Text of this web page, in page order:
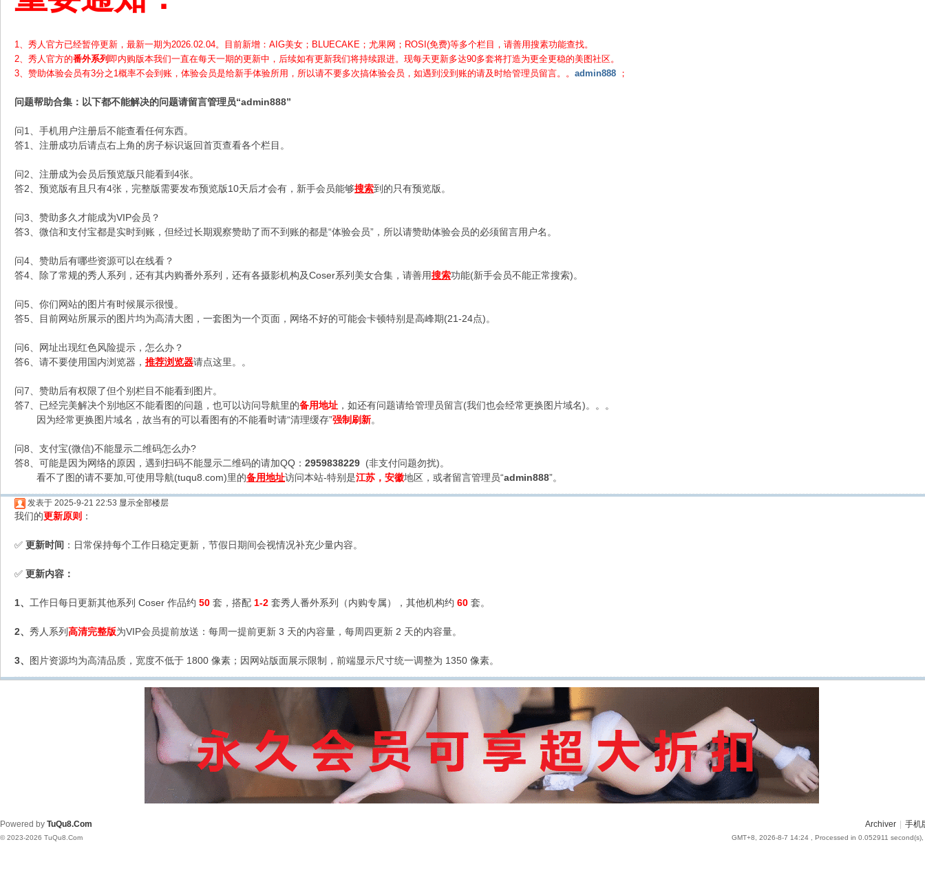
1、秀人官方已经暂停更新，最新一期为2026.02.04。目前新增：AIG美女；BLUECAKE；尤果网；ROSI(免费)等多个栏目，请善用搜素功能查找。
2、 秀人官方的番外系列 即内购版本我们一直在每天一期的更新中，后续如有更新我们将持续跟进。现每天更新多达90多套将打造为更全更稳的美图社区。
3、赞助体验会员有3分之1概率不会到账，体验会员是给新手体验所用，所以请不要多次搞体验会员，如遇到没到账的请及时给管理员留言。。 admin888 ；
问题帮助合集 ：以下都不能解决的问题请留言管理员“admin888”
问1、手机用户注册后不能查看任何东西。
答1、注册成功后请点右上角的房子标识返回首页查看各个栏目。
问2、注册成为会员后预览版只能看到4张。
答2、预览版有且只有4张，完整版需要发布预览版10天后才会有，新手会员能够搜索到的只有预览版。
问3、赞助多久才能成为VIP会员？
答3、微信和支付宝都是实时到账，但经过长期观察赞助了而不到账的都是“体验会员”，所以请赞助体验会员的必须留言用户名。
问4、赞助后有哪些资源可以在线看？
答4、除了常规的秀人系列，还有其内购番外系列，还有各摄影机构及Coser系列美女合集，请善用搜索功能(新手会员不能正常搜索)。
问5、你们网站的图片有时候展示很慢。
答5、目前网站所展示的图片均为高清大图，一套图为一个页面，网络不好的可能会卡顿特别是高峰期(21-24点)。
问6、网址出现红色风险提示，怎么办？
答6、请不要使用国内浏览器， 推荐浏览器请点这里。。
问7、赞助后有权限了但个别栏目不能看到图片。
答7、已经完美解决个别地区不能看图的问题，也可以访问导航里的备用地址 ，如还有问题请给管理员留言(我们也会经常更换图片域名)。。。
因为经常更换图片域名，故当有的可以看图有的不能看时请“清理缓存”强制刷新。
问8、支付宝(微信)不能显示二维码怎么办?
答8、可能是因为网络的原因，遇到扫码不能显示二维码的请加QQ： 2959838229 (非支付问题勿扰)。
看不了图的请不要加,可使用导航(tuqu8.com)里的备用地址访问本站-特别是江苏，安徽地区，或者留言管理员“admin888”。
发表于 2025-9-21 22:53 显示全部楼层
我们的更新原则 ：
✅ 更新时间 ：日常保持每个工作日稳定更新，节假日期间会视情况补充少量内容。
✅ 更新内容：
1、 工作日每日更新其他系列 Coser 作品约 50 套，搭配 1-2 套秀人番外系列（内购专属），其他机构约 60 套。
2、 秀人系列高清完整版为VIP会员提前放送：每周一提前更新 3 天的内容量，每周四更新 2 天的内容量。
3、 图片资源均为高清品质，宽度不低于 1800 像素；因网站版面展示限制，前端显示尺寸统一调整为 1350 像素。
Archiver 手机
GMT+8, 2026-8-7 14:24 , Processed in 0.052911
Powered by TuQu8.Com
© 2023-2026 TuQu8.Com